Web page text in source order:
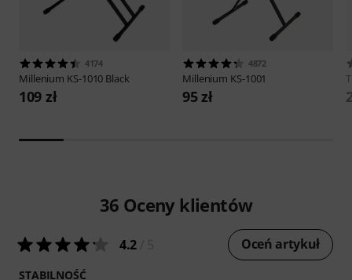
4174
Millenium KS-1010 Black
109 zł
4872
Millenium KS-1001
95 zł
36 Oceny klientów
4.2 Oceń artykuł
STABILNOŚĆ